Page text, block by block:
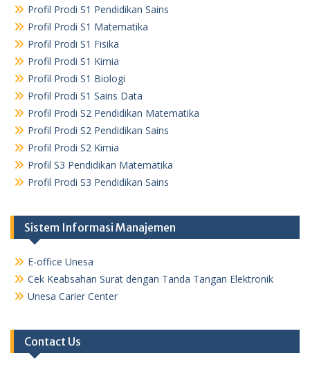
Profil Prodi S1 Pendidikan Sains
Profil Prodi S1 Matematika
Profil Prodi S1 Fisika
Profil Prodi S1 Kimia
Profil Prodi S1 Biologi
Profil Prodi S1 Sains Data
Profil Prodi S2 Pendidikan Matematika
Profil Prodi S2 Pendidikan Sains
Profil Prodi S2 Kimia
Profil S3 Pendidikan Matematika
Profil Prodi S3 Pendidikan Sains
Sistem Informasi Manajemen
E-office Unesa
Cek Keabsahan Surat dengan Tanda Tangan Elektronik
Unesa Carier Center
Contact Us